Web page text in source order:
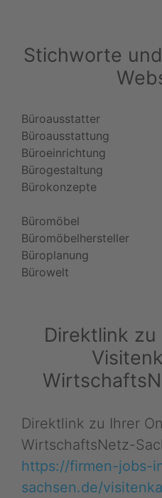
Stichworte
Büroausstatter
Büroausstattung
Büroeinrichtung
Bürogestaltung
Bürokonzepte
Büromöbel
Büromöbelhersteller
Büroplanung
Bürowelt
Direktlink
Direktlink zu Ihrer
WirtschaftsNetz-
https://firmen-jobs-
sachsen.de/